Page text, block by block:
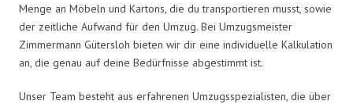
Menge an Möbeln und Kartons, die du transportieren musst, sowie
der zeitliche Aufwand für den Umzug. Bei Umzugsmeister
Zimmermann Gütersloh bieten wir dir eine individuelle Kalkulation
an, die genau auf deine Bedürfnisse abgestimmt ist.
Unser Team besteht aus erfahrenen Umzugsspezialisten, die über